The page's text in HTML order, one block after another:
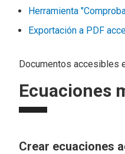
Herramienta
Exportación a PDF
Documentos accesibles
Ecuaciones
Crear ecuaciones